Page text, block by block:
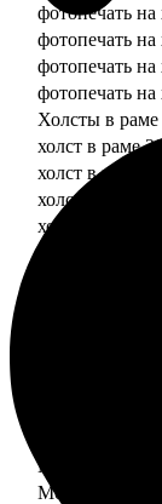
фотопечать
фотопечать
фотопечать
фотопечать
Холсты в раме
холст в раме
холст в раме
холст в раме
холст в раме
Модульный
Модульный